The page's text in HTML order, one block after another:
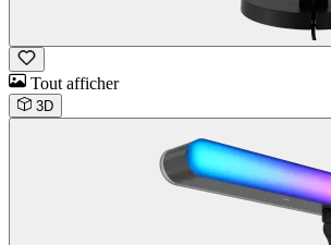
Tout afficher
3D